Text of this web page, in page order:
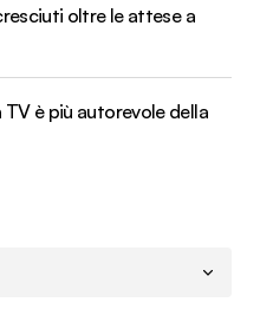
oltre le attese a
è più autorevole della